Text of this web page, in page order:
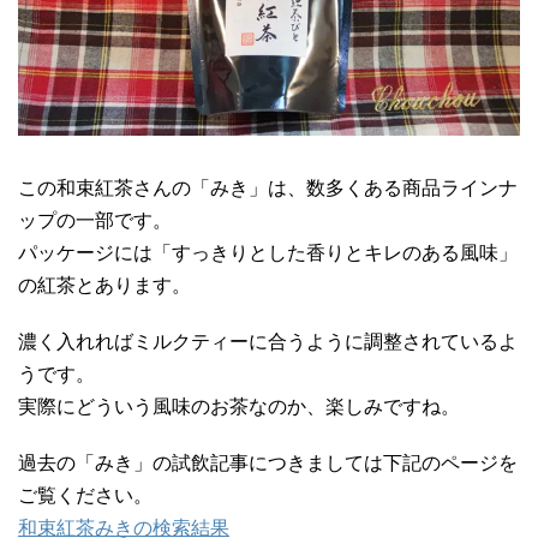
この和束紅茶さんの「みき」は、数多くある商品ラインナ
ップの一部です。
パッケージには「すっきりとした香りとキレのある風味」
の紅茶とあります。
濃く入れればミルクティーに合うように調整されているよ
うです。
実際にどういう風味のお茶なのか、楽しみですね。
過去の「みき」の試飲記事につきましては下記のページを
ご覧ください。
和束紅茶みきの検索結果